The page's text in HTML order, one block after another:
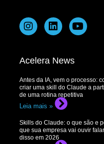
Acelera News
Antes da IA, vem o processo:
criar uma skill do Claude a
de uma rotina repetitiva
Leia mais »
Skills do Claude: o que são e
que sua empresa vai ouvir falar
disso em 2026